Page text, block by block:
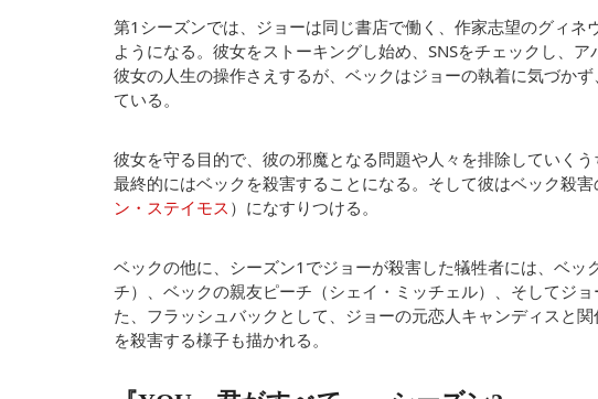
第1シーズンでは、ジョーは同じ書店で働く、作家志望のグィ
ようになる。彼女をストーキングし始め、SNSをチェックし、
彼女の人生の操作さえするが、ベックはジョーの執着に気づか
ている。
彼女を守る目的で、彼の邪魔となる問題や人々を排除していく
最終的にはベックを殺害することになる。そして彼はベック殺
ン・ステイモス ）になすりつける。
ベックの他に、シーズン1でジョーが殺害した犠牲者には、ベッ
チ）、ベックの親友ピーチ（シェイ・ミッチェル）、そしてジ
た、フラッシュバックとして、ジョーの元恋人キャンディスと
を殺害する様子も描かれる。